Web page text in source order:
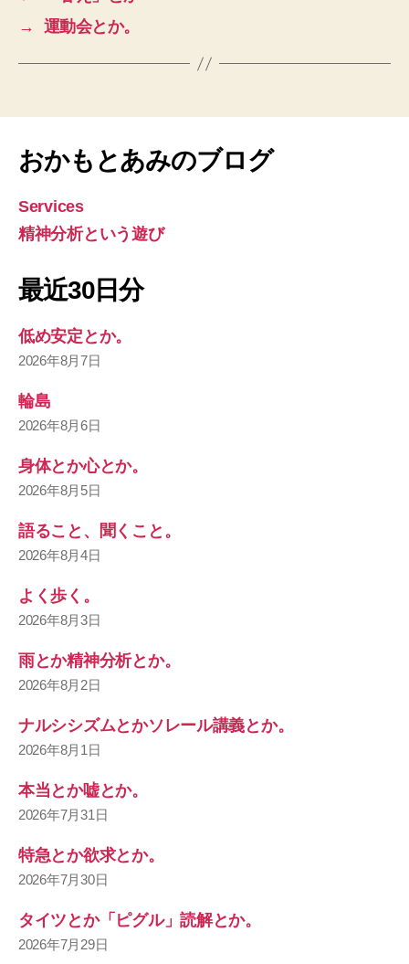
→
運動会とか。
おかもとあみのブログ
Services
精神分析という遊び
最近30日分
低め安定とか。
2026年8月7日
輪島
2026年8月6日
身体とか心とか。
2026年8月5日
語ること、聞くこと。
2026年8月4日
よく歩く。
2026年8月3日
雨とか精神分析とか。
2026年8月2日
ナルシシズムとかソレール講義とか。
2026年8月1日
本当とか嘘とか。
2026年7月31日
特急とか欲求とか。
2026年7月30日
タイツとか「ピグル」読解とか。
2026年7月29日